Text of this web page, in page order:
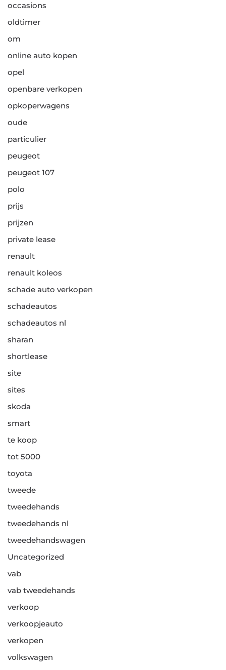
occasions
oldtimer
om
online auto kopen
opel
openbare verkopen
opkoperwagens
oude
particulier
peugeot
peugeot 107
polo
prijs
prijzen
private lease
renault
renault koleos
schade auto verkopen
schadeautos
schadeautos nl
sharan
shortlease
site
sites
skoda
smart
te koop
tot 5000
toyota
tweede
tweedehands
tweedehands nl
tweedehandswagen
Uncategorized
vab
vab tweedehands
verkoop
verkoopjeauto
verkopen
volkswagen